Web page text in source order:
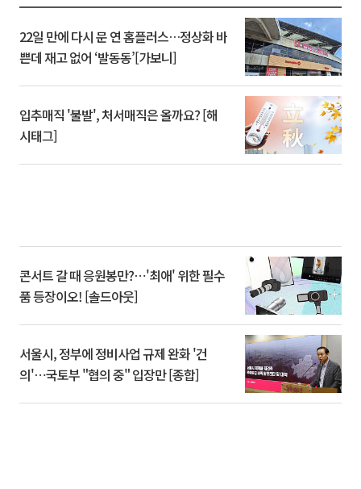
22일 만에 다시 문 연 홈플러스…정상화 바
쁜데 재고 없어 ‘발동동’[가보니]
입추매직 '불발', 처서매직은 올까요? [해
시태그]
콘서트 갈 때 응원봉만?⋯'최애' 위한 필수
품 등장이오! [솔드아웃]
서울시, 정부에 정비사업 규제 완화 '건
의'⋯국토부 "협의 중" 입장만 [종합]